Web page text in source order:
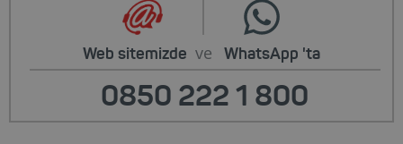
Web sitemizde ve WhatsApp 'ta
0850 222 1 800